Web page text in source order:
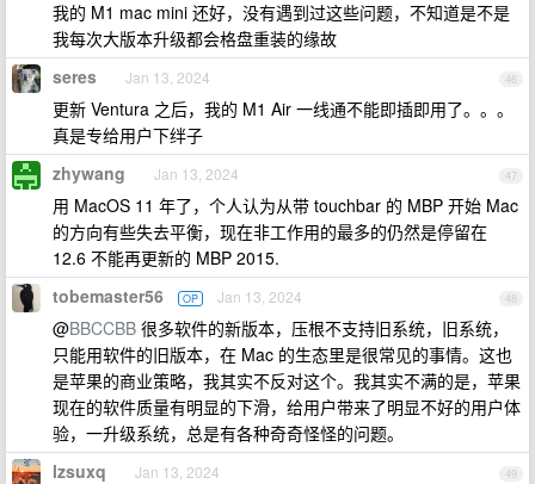
我的 M1 mac mini 还好，没有遇到过这些问题，不知道是不是
我每次大版本升级都会格盘重装的缘故
46
seres Jan 13, 2024
更新 Ventura 之后，我的 M1 Air 一线通不能即插即用了。。。
真是专给用户下绊子
47
zhywang Jan 13, 2024
用 MacOS 11 年了，个人认为从带 touchbar 的 MBP 开始 Mac
的方向有些失去平衡，现在非工作用的最多的仍然是停留在
12.6 不能再更新的 MBP 2015.
48
tobemaster56 OP Jan 13, 2024
@BBCCBB 很多软件的新版本，压根不支持旧系统，旧系统，
只能用软件的旧版本，在 Mac 的生态里是很常见的事情。这也
是苹果的商业策略，我其实不反对这个。我其实不满的是，苹果
现在的软件质量有明显的下滑，给用户带来了明显不好的用户体
验，一升级系统，总是有各种奇奇怪怪的问题。
49
lzsuxq Jan 13, 2024